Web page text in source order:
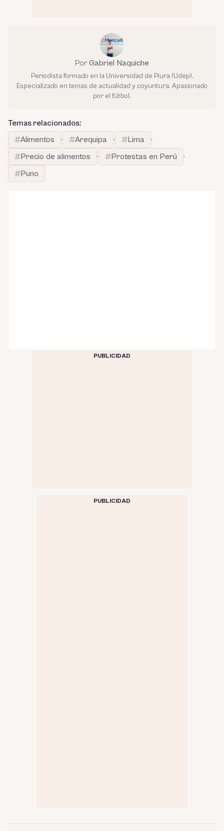
Por Gabriel Naquiche
Periodista formado en la Universidad de Piura (Udep).
Especializado en temas de actualidad y coyuntura. Apasionado
por el fútbol.
Temas relacionados:
Alimentos
· Arequipa · Lima
·
Precio de alimentos
· Protestas en Perú
·
Puno
PUBLICIDAD
PUBLICIDAD